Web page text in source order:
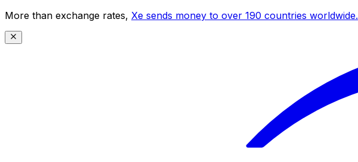
More than exchange rates, Xe sends money to over 190 countries worldwide.